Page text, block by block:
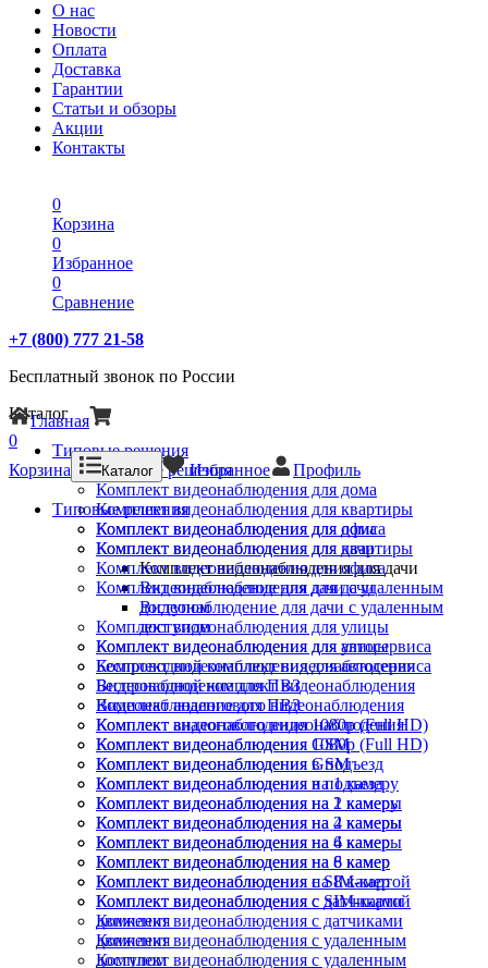
О нас
Новости
Оплата
Доставка
Гарантии
Статьи и обзоры
Акции
Контакты
0
Корзина
0
Избранное
0
Сравнение
+7 (800) 777 21-58
Бесплатный звонок по России
Каталог
Типовые решения
Типовые решения
Комплект видеонаблюдения для дома
Комплект видеонаблюдения для квартиры
Комплект видеонаблюдения для офиса
Комплект видеонаблюдения для дачи
Комплект видеонаблюдения для дачи
Видеонаблюдение для дачи с удаленным
доступом
Комплект видеонаблюдения для улицы
Комплект видеонаблюдения для автосервиса
Беспроводной комплект видеонаблюдения
Видеонаблюдение для ПВЗ
Комплект аналогового видеонаблюдения
Комплект видеонаблюдения 1080p (Full HD)
Комплект видеонаблюдения GSM
Комплект видеонаблюдения в подъезд
Комплект видеонаблюдения на 1 камеру
Комплект видеонаблюдения на 2 камеры
Комплект видеонаблюдения на 4 камеры
Комплект видеонаблюдения на 6 камер
Комплект видеонаблюдения на 8 камер
Комплект видеонаблюдения с SIM-картой
Комплект видеонаблюдения с датчиками
движения
Комплект видеонаблюдения с удаленным
доступом
Главная
0
Корзина
Каталог Избранное Профиль
Типовые решения
Комплект видеонаблюдения для дома
Комплект видеонаблюдения для квартиры
Комплект видеонаблюдения для офиса
Комплект видеонаблюдения для дачи
Видеонаблюдение для дачи с удаленным
доступом
Комплект видеонаблюдения для улицы
Комплект видеонаблюдения для автосервиса
Беспроводной комплект видеонаблюдения
Видеонаблюдение для ПВЗ
Комплект аналогового видеонаблюдения
Комплект видеонаблюдения 1080p (Full HD)
Комплект видеонаблюдения GSM
Комплект видеонаблюдения в подъезд
Комплект видеонаблюдения на 1 камеру
Комплект видеонаблюдения на 2 камеры
Комплект видеонаблюдения на 4 камеры
Комплект видеонаблюдения на 6 камер
Комплект видеонаблюдения на 8 камер
Комплект видеонаблюдения с SIM-картой
Комплект видеонаблюдения с датчиками
движения
Комплект видеонаблюдения с удаленным